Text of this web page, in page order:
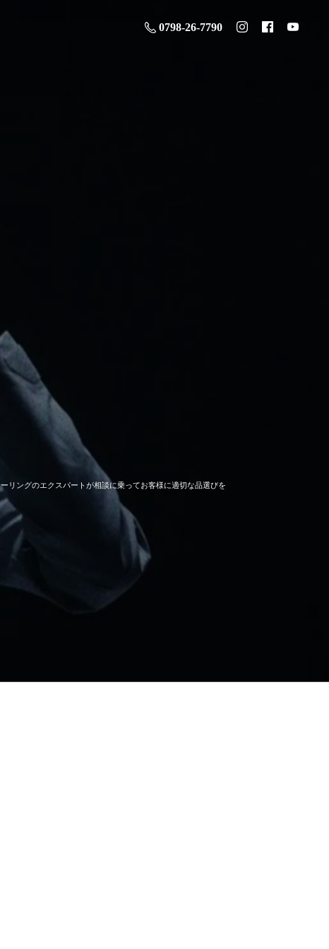
0798-26-7790
リングのエクスパートが相談に乗ってお客様に適切な品選びを